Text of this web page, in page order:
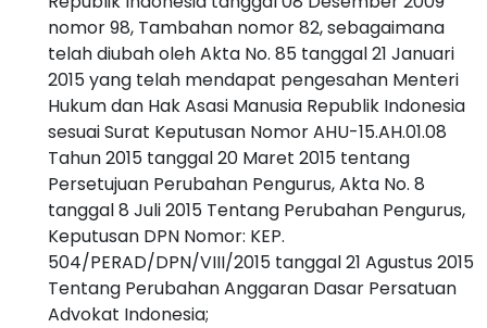
nomor 98, Tambahan nomor 82, sebagaimana
telah diubah oleh Akta No. 85 tanggal 21 Januari
2015 yang telah mendapat pengesahan Menteri
Hukum dan Hak Asasi Manusia Republik Indonesia
sesuai Surat Keputusan Nomor AHU-15.AH.01.08
Tahun 2015 tanggal 20 Maret 2015 tentang
Persetujuan Perubahan Pengurus, Akta No. 8
tanggal 8 Juli 2015 Tentang Perubahan Pengurus,
Keputusan DPN Nomor: KEP.
504/PERAD/DPN/VIII/2015 tanggal 21 Agustus 2015
Tentang Perubahan Anggaran Dasar Persatuan
Advokat Indonesia;